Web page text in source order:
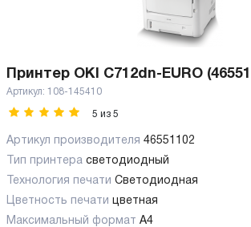
Принтер OKI C712dn-EURO
Артикул: 108-145410
5 из 5
Артикул производителя 46551102
Тип принтера светодиодный
Технология печати Светодиодная
Цветность печати цветная
Максимальный формат А4